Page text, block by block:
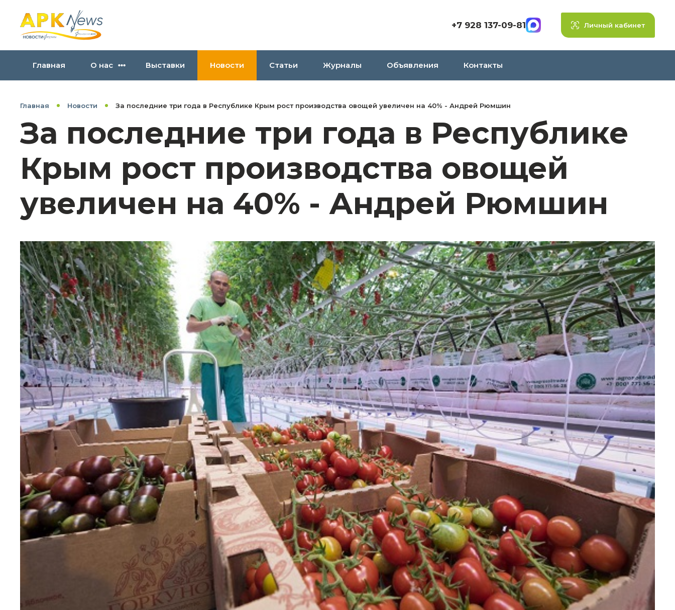
+7 928 137-09-81 Личный кабинет
Главная О нас Выставки Новости Статьи Журналы Объявления Контакты
Главная Новости За последние три года в Республике Крым рост производства овощей увеличен на 40% - Андрей Рюмшин
За последние три года в Республике
Крым рост производства овощей
увеличен на 40% - Андрей Рюмшин